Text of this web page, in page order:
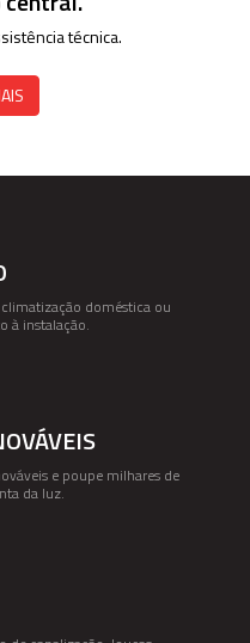
técnica.
doméstica ou
à instalação.
e poupe milhares de
da luz.